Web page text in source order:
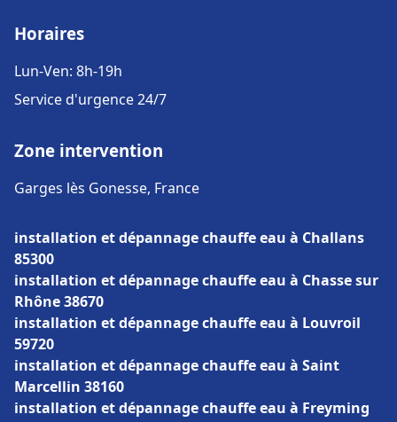
Horaires
Lun-Ven: 8h-19h
Service d'urgence 24/7
Zone intervention
Garges lès Gonesse, France
installation et dépannage chauffe eau à Challans
85300
installation et dépannage chauffe eau à Chasse sur
Rhône 38670
installation et dépannage chauffe eau à Louvroil
59720
installation et dépannage chauffe eau à Saint
Marcellin 38160
installation et dépannage chauffe eau à Freyming